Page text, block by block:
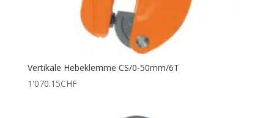
Vertikale Hebeklemme CS/0-50mm/6T
1'070.15CHF